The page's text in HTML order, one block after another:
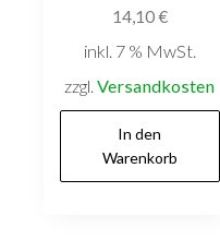
14,10€
inkl. 7 % MwSt.
zzgl.Versandkosten
In den
Warenkorb